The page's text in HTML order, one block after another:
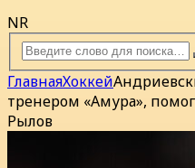
NR
ГлавнаяХоккей
тренером «Амура»,
Рылов